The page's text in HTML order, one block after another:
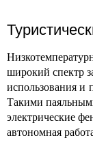
широкий спектр
использования и
Такими
электрические
автономная